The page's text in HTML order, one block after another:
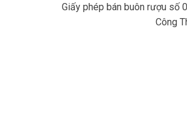
Giấy phép bán buôn rượu số
Công